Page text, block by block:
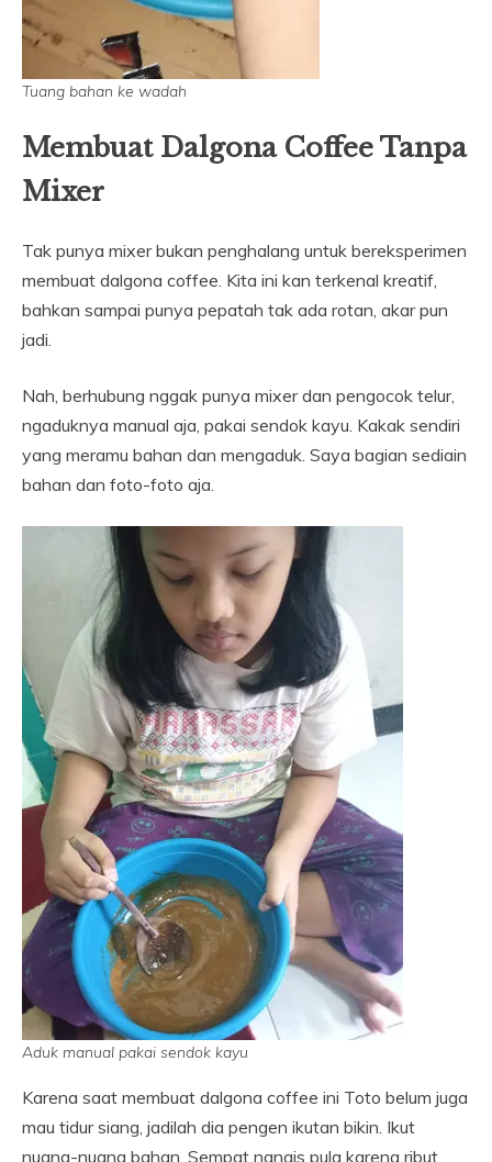
Tuang bahan ke wadah
Membuat Dalgona Coffee Tanpa
Mixer
Tak punya mixer bukan penghalang untuk bereksperimen
membuat dalgona coffee. Kita ini kan terkenal kreatif,
bahkan sampai punya pepatah tak ada rotan, akar pun
jadi.
Nah, berhubung nggak punya mixer dan pengocok telur,
ngaduknya manual aja, pakai sendok kayu. Kakak sendiri
yang meramu bahan dan mengaduk. Saya bagian sediain
bahan dan foto-foto aja.
Aduk manual pakai sendok kayu
Karena saat membuat dalgona coffee ini Toto belum juga
mau tidur siang, jadilah dia pengen ikutan bikin. Ikut
nuang-nuang bahan. Sempat nangis pula karena ribut